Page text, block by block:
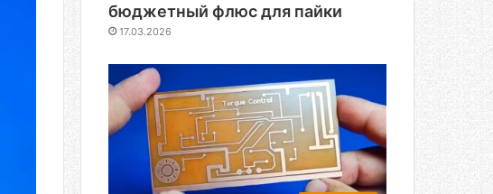
бюджетный флюс для пайки
17.03.2026